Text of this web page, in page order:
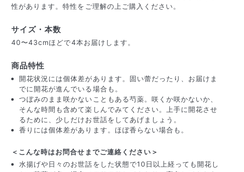
性があります。特性をご理解の上ご購入ください。
サイズ・本数
40〜43cmほどで4本お届けします。
商品特性
開花状況には個体差があります。固い蕾だったり、お届けま
でに開花が進んでいる場合も。
つぼみのまま咲かないこともある芍薬。咲くか咲かないか、
そんな時間も含めて楽しんでみてください。上手に開花させ
るために、少しだけお世話をしてあげましょう。
香りには個体差があります。ほぼ香らない場合も。
＜こんな時はお問合せまでご連絡ください＞
水揚げや日々のお世話をした状態で10日以上経っても開花し